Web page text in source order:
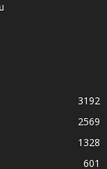
3192
2569
1328
601